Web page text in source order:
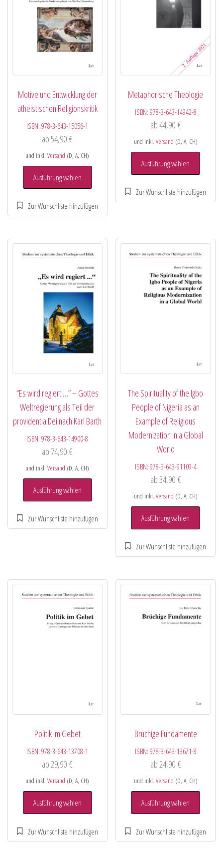
Motive und Entwicklung der
atheistischen Religionskritik
ISBN:978-3-643-15056-1
ab 54,90€
und inkl.Versand (D, A, CH)
Ausführung wählen
Metaphorische Theologie
ISBN: 978-3-643-14942-8
ab44,90 €
und inkl. Versand (D, A, CH)
Ausführung wählen
“Es wird regiert …” – Gottes
Weltregierung als Teil der
providentia Dei nach Karl Barth
ISBN:978-3-643-14900-8
ab 74,90€
und inkl.Versand (D, A, CH)
Ausführung wählen
The Spirituality of the Igbo
People of Nigeria as an
Example of Religious
Modernization in a Global
World
ISBN: 978-3-643-91109-4
ab34,90 €
und inkl. Versand (D, A, CH)
Ausführung wählen
Politik im Gebet
ISBN:978-3-643-13708-1
ab29,90€
und inkl.Versand (D, A, CH)
Ausführung wählen
Brüchige Fundamente
ISBN: 978-3-643-13671-8
ab24,90 €
und inkl. Versand (D, A, CH)
Ausführung wählen